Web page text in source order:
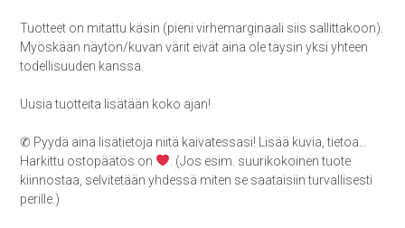
Tuotteet on mitattu käsin (pieni virhemarginaali siis sallittakoon).
Myöskään näytön/kuvan värit eivät aina ole täysin yksi yhteen
todellisuuden kanssa.
Uusia tuotteita lisätään koko ajan!
✆ Pyydä aina lisätietoja niitä kaivatessasi! Lisää kuvia, tietoa…
Harkittu ostopäätös on
. (Jos esim. suurikokoinen tuote
kiinnostaa, selvitetään yhdessä miten se saataisiin turvallisesti
perille.)